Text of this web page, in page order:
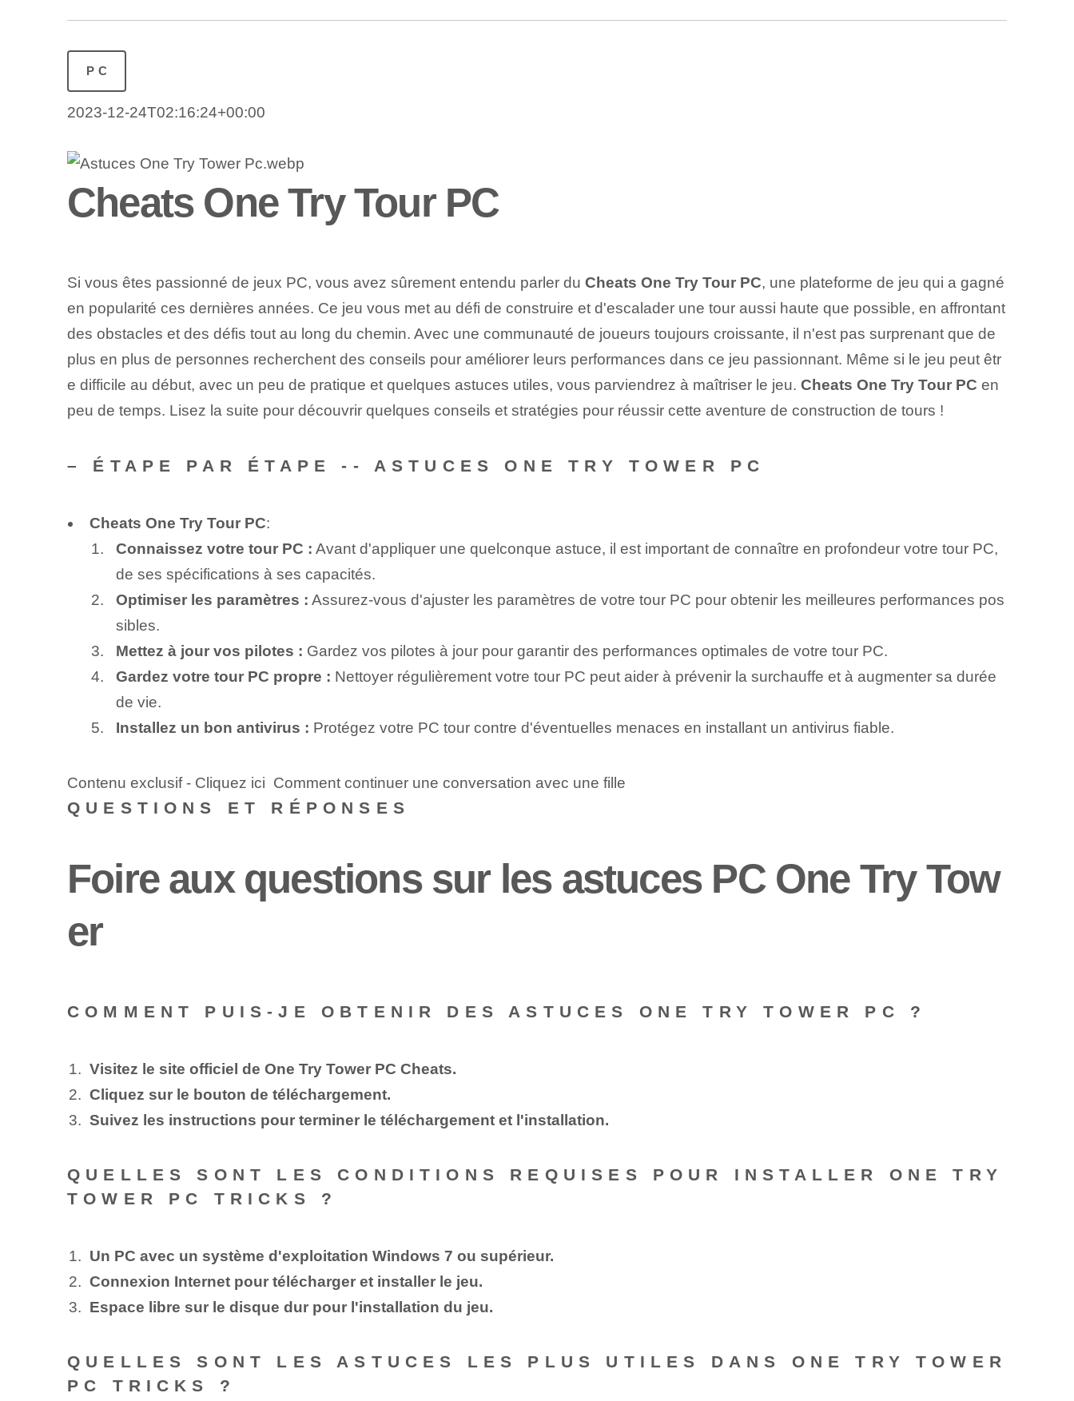
PC
2023-12-24T02:16:24+00:00
Cheats One Try Tour PC
Si vous êtes passionné de jeux PC, vous avez sûrement entendu parler du Cheats One Try Tour PC, une plateforme de jeu qui a gagné
en popularité ces dernières années. Ce jeu vous met au défi de construire et d'escalader une tour aussi haute que possible, en affrontant
des obstacles et des défis tout au long du chemin. Avec une communauté de joueurs toujours croissante, il n'est pas surprenant que de
plus en plus de personnes recherchent des conseils pour améliorer leurs performances dans ce jeu passionnant. Même si le jeu peut êtr
e difficile au début, avec un peu de pratique et quelques astuces utiles, vous parviendrez à maîtriser le jeu. Cheats One Try Tour PC en
peu de temps. Lisez la suite pour découvrir quelques conseils et stratégies pour réussir cette aventure de construction de tours !
– ÉTAPE PAR ÉTAPE -- ASTUCES ONE TRY TOWER PC
Cheats One Try Tour PC:
Connaissez votre tour PC : Avant d'appliquer une quelconque astuce, il est important de connaître en profondeur votre tour PC,
de ses spécifications à ses capacités.
Optimiser les paramètres : Assurez-vous d'ajuster les paramètres de votre tour PC pour obtenir les meilleures performances pos
sibles.
Mettez à jour vos pilotes : Gardez vos pilotes à jour pour garantir des performances optimales de votre tour PC.
Gardez votre tour PC propre : Nettoyer régulièrement votre tour PC peut aider à prévenir la surchauffe et à augmenter sa durée
de vie.
Installez un bon antivirus : Protégez votre PC tour contre d'éventuelles menaces en installant un antivirus fiable.
Contenu exclusif - Cliquez ici Comment continuer une conversation avec une fille
QUESTIONS ET RÉPONSES
Foire aux questions sur les astuces PC One Try Tow
er
COMMENT PUIS-JE OBTENIR DES ASTUCES ONE TRY TOWER PC ?
Visitez le site officiel de One Try Tower PC Cheats.
Cliquez sur le bouton de téléchargement.
Suivez les instructions pour terminer le téléchargement et l'installation.
QUELLES SONT LES CONDITIONS REQUISES POUR INSTALLER ONE TRY
TOWER PC TRICKS ?
Un PC avec un système d'exploitation Windows 7 ou supérieur.
Connexion Internet pour télécharger et installer le jeu.
Espace libre sur le disque dur pour l'installation du jeu.
QUELLES SONT LES ASTUCES LES PLUS UTILES DANS ONE TRY TOWER
PC TRICKS ?